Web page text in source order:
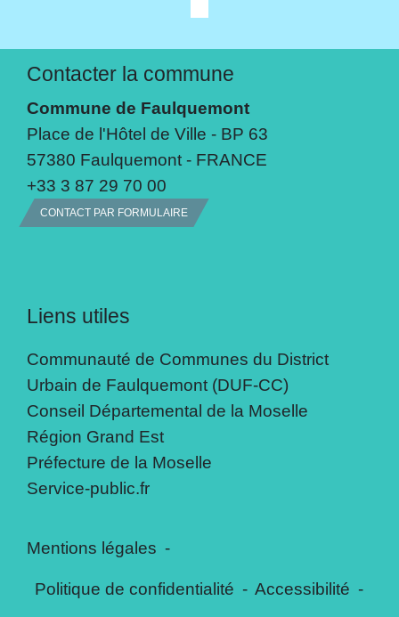
Contacter la commune
Commune de Faulquemont
Place de l'Hôtel de Ville - BP 63
57380 Faulquemont - FRANCE
+33 3 87 29 70 00
CONTACT PAR FORMULAIRE
Liens utiles
Communauté de Communes du District
Urbain de Faulquemont (DUF-CC)
Conseil Départemental de la Moselle
Région Grand Est
Préfecture de la Moselle
Service-public.fr
Mentions légales -
Politique de confidentialité - Accessibilité -